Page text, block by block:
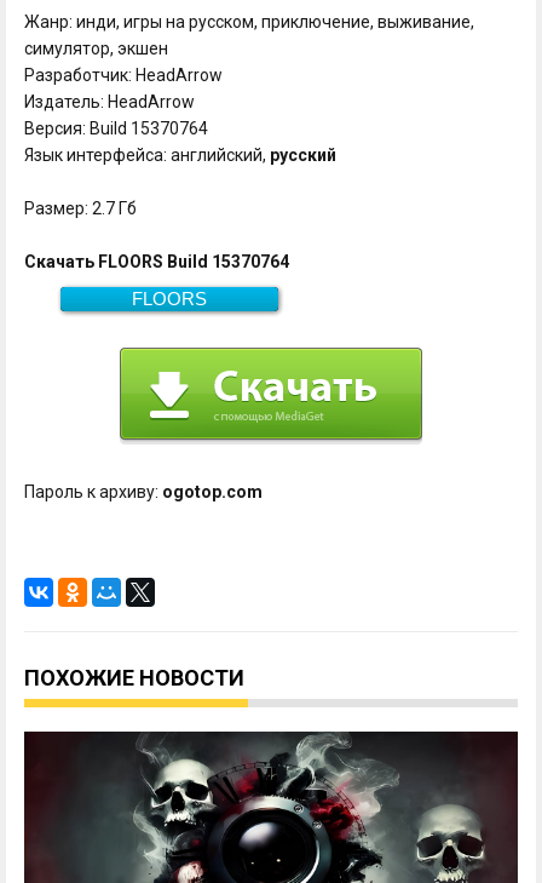
Жанр: инди, игры на русском, приключение, выживание,
симулятор, экшен
Разработчик: HeadArrow
Издатель: HeadArrow
Версия: Build 15370764
Язык интерфейса: английский, русский
Размер: 2.7 Гб
Скачать FLOORS Build 15370764
FLOORS
2.7 Гб
Скачать
Пароль к архиву: ogotop.com
ПОХОЖИЕ НОВОСТИ